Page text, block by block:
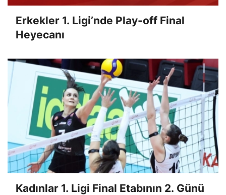
Erkekler 1. Ligi’nde Play-off Final
Heyecanı
Kadınlar 1. Ligi Final Etabının 2. Günü